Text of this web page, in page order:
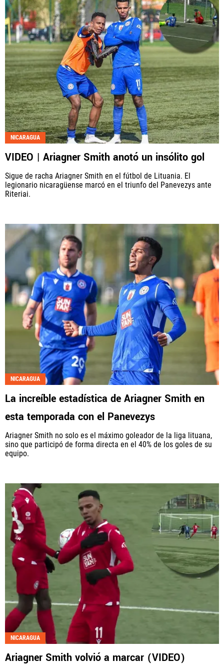
NICARAGUA
VIDEO | Ariagner Smith anotó un insólito gol
Sigue de racha Ariagner Smith en el fútbol de Lituania. El
legionario nicaragüense marcó en el triunfo del Panevezys ante
Riteriai.
NICARAGUA
La increíble estadística de Ariagner Smith en
esta temporada con el Panevezys
Ariagner Smith no solo es el máximo goleador de la liga lituana,
sino que participó de forma directa en el 40% de los goles de su
equipo.
NICARAGUA
Ariagner Smith volvió a marcar (VIDEO)